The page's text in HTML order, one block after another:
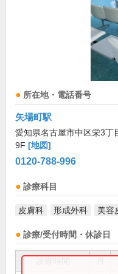
所在地・電話番号
矢場町駅
愛知県名古屋市中区栄3丁
9F [地図]
0120-788-996
診療科目
皮膚科 形成外科 美容
診療/受付時間・休診日